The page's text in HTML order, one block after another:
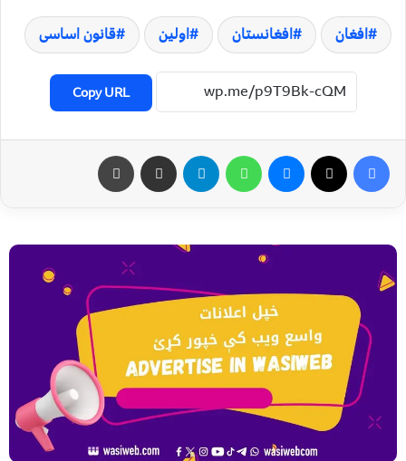
افغان افغانستان اولین قانون اساسی
Copy URL